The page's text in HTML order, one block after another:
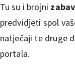
Tu su i brojni
predvidjeti spol
natječaji te druge
portala.